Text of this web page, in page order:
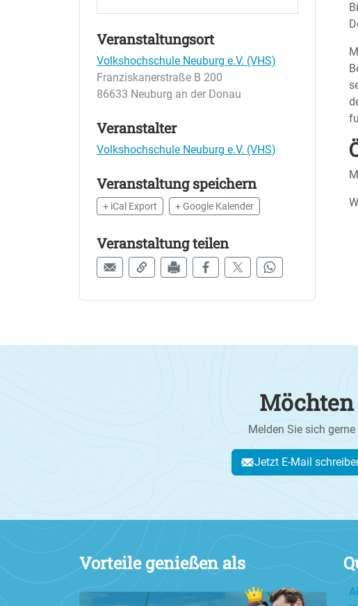
Veranstaltungsort
Volkshochschule Neuburg e.V. (VHS)
Franziskanerstraße B 200
86633 Neuburg an der Donau
Veranstalter
Volkshochschule Neuburg e.V. (VHS)
Veranstaltung speichern
+ iCal Export + Google Kalender
Veranstaltung teilen
Melden Sie sich
Jetzt E-Mail
Vorteile genießen als